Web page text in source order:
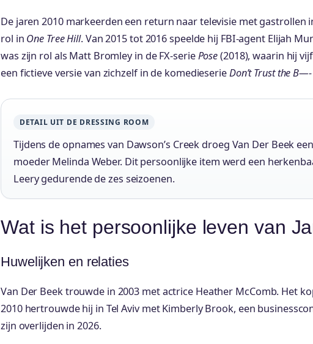
De jaren 2010 markeerden een return naar televisie met gastrollen
rol in One Tree Hill. Van 2015 tot 2016 speelde hij FBI-agent Elijah
was zijn rol als Matt Bromley in de FX-seriePose(2018), waarin hij
een fictieve versie van zichzelf in de komedieserieDon’t Trust the
DETAIL UIT DE DRESSING ROOM
Tijdens de opnames van Dawson’s Creek droeg Van Der Beek
moeder Melinda Weber. Dit persoonlijke item werd een
Leery gedurende de zes seizoenen.
Wat is het persoonlijke leven van
Huwelijken en relaties
Van Der Beek trouwde in 2003 met actrice Heather McComb. Het
2010 hertrouwde hij in Tel Aviv met Kimberly Brook, een
zijn overlijden in 2026.